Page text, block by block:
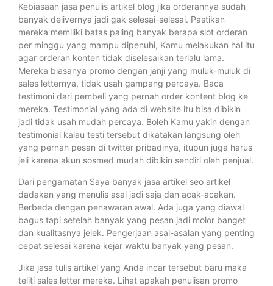
Kebiasaan jasa penulis artikel blog jika orderannya sudah
banyak delivernya jadi gak selesai-selesai. Pastikan
mereka memiliki batas paling banyak berapa slot orderan
per minggu yang mampu dipenuhi, Kamu melakukan hal itu
agar orderan konten tidak diselesaikan terlalu lama.
Mereka biasanya promo dengan janji yang muluk-muluk di
sales letternya, tidak usah gampang percaya. Baca
testimoni dari pembeli yang pernah order kontent blog ke
mereka. Testimonial yang ada di website itu bisa dibikin
jadi tidak usah mudah percaya. Boleh Kamu yakin dengan
testimonial kalau testi tersebut dikatakan langsung oleh
yang pernah pesan di twitter pribadinya, itupun juga harus
jeli karena akun sosmed mudah dibikin sendiri oleh penjual.
Dari pengamatan Saya banyak jasa artikel seo artikel
dadakan yang menulis asal jadi saja dan acak-acakan.
Berbeda dengan penawaran awal. Ada juga yang diawal
bagus tapi setelah banyak yang pesan jadi molor banget
dan kualitasnya jelek. Pengerjaan asal-asalan yang penting
cepat selesai karena kejar waktu banyak yang pesan.
Jika jasa tulis artikel yang Anda incar tersebut baru maka
teliti sales letter mereka. Lihat apakah penulisan promo